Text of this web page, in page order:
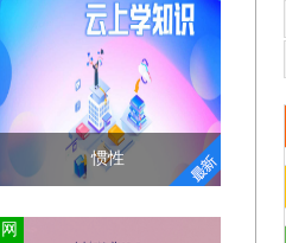
碱指示剂变色实验
出发引出颜色改变
的原理概念，通过
案例分析，引导孩
子们使用颜色改变
原理解决生活中的
惯性
惯性
网